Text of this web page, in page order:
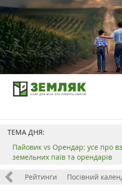
ТЕМА ДНЯ:
Пайовик vs Орендар: усе про
земельних паїв та орендарів
Рейтинги Посівний